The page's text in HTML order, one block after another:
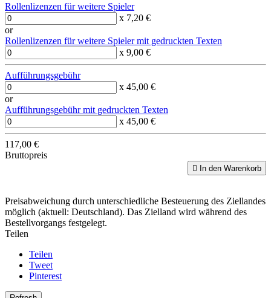
Rollenlizenzen für weitere Spieler
x 7,20 €
or
Rollenlizenzen für weitere Spieler mit gedruckten Texten
x 9,00 €
Aufführungsgebühr
x 45,00 €
or
Aufführungsgebühr mit gedruckten Texten
x 45,00 €
117,00 €
Bruttopreis
 In den Warenkorb
Preisabweichung durch unterschiedliche Besteuerung des Ziellandes
möglich (aktuell: Deutschland). Das Zielland wird während des
Bestellvorgangs festgelegt.
Teilen
Teilen
Tweet
Pinterest